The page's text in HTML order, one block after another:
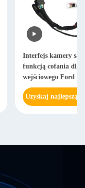
Interfejs kamery
funkcją cofania dla
wejściowego Ford
Uzyskaj najlepszą